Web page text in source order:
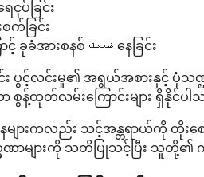
ပ်ခြင်း
က်ခြင်း
ရောဂါ သို့မဟုတ် ဆေးဝါးများကြောင့် ခုခံအားစနစ် ضعيف နေခြင်း
ပွင့်လင်းမှု၏ အရွယ်အစားနှင့် ပုံသဏ္
စွန့်ထုတ်လမ်းကြောင်းများ ရှိနိုင်ပါ
ကလည်း သင့်အန္တရာယ်ကို တိုးစေပြီး
ဏာများကို သတိပြုသင့်ပြီး သူတို့၏